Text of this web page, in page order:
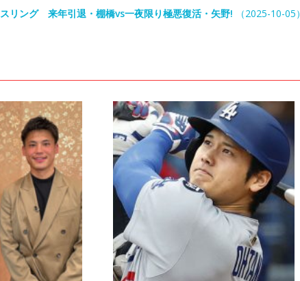
リング 来年引退・棚橋vs一夜限り極悪復活・矢野! （2025-10-05）